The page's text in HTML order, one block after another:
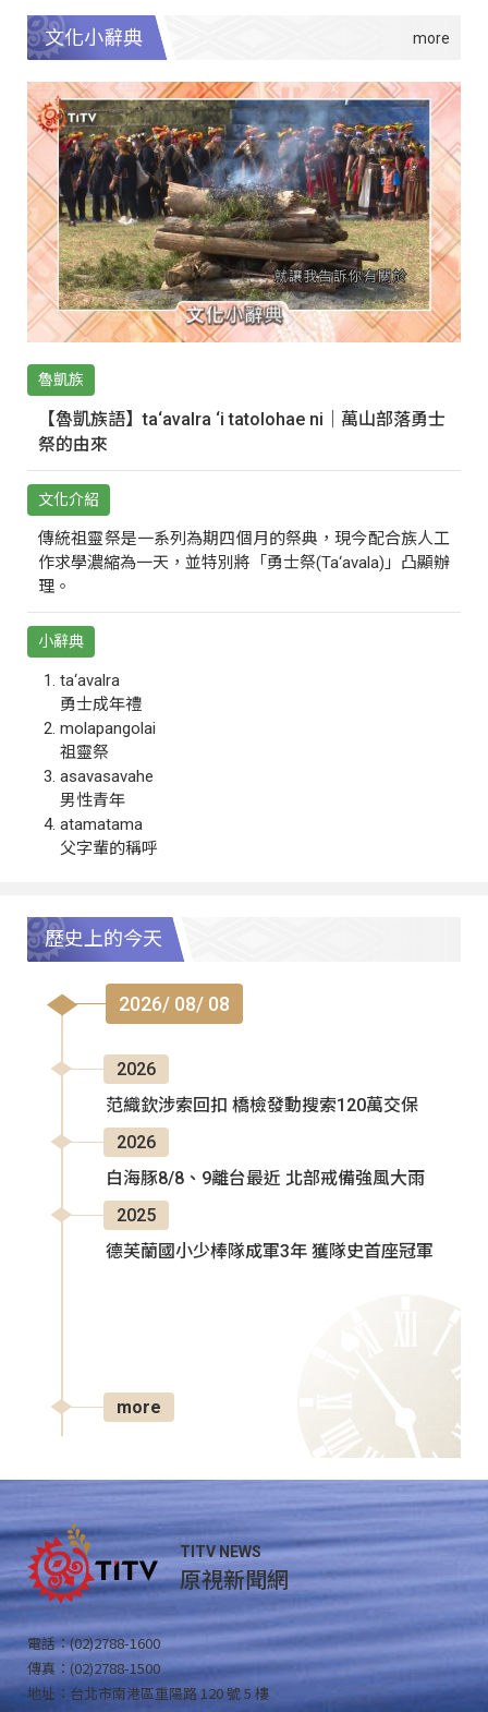
文化小辭典
魯凱族
【魯凱族語】ta‘avalra ‘i tatolohae ni｜萬山部落勇士
祭的由來
文化介紹
傳統祖靈祭是一系列為期四個月的祭典，現今配合族人工
作求學濃縮為一天，並特別將「勇士祭(Ta‘avala)」凸顯辦
理。
小辭典
ta‘avalra
勇士成年禮
molapangolai
祖靈祭
asavasavahe
男性青年
atamatama
父字輩的稱呼
歷史上的今天
2026/ 08/ 08
2026
范織欽涉索回扣 橋檢發動搜索120萬交保
2026
白海豚8/8、9離台最近 北部戒備強風大雨
2025
德芙蘭國小少棒隊成軍3年 獲隊史首座冠軍
more
TITV NEWS
原視新聞網
電話：(02)2788-1600
傳真：(02)2788-1500
地址：台北市南港區重陽路 120 號 5 樓